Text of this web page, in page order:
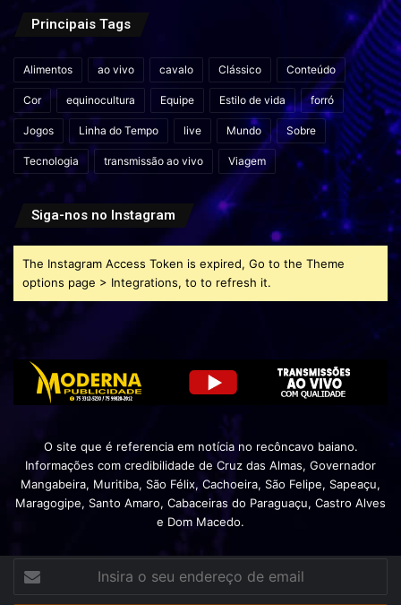
Principais Tags
Alimentos ao vivo cavalo Clássico Conteúdo
Cor equinocultura Equipe Estilo de vida forró
Jogos Linha do Tempo live Mundo Sobre
Tecnologia transmissão ao vivo Viagem
Siga-nos no Instagram
The Instagram Access Token is expired, Go to the Theme
options page > Integrations, to to refresh it.
O site que é referencia em notícia no recôncavo baiano.
Informações com credibilidade de Cruz das Almas, Governador
Mangabeira, Muritiba, São Félix, Cachoeira, São Felipe, Sapeaçu,
Maragogipe, Santo Amaro, Cabaceiras do Paraguaçu, Castro Alves
e Dom Macedo.